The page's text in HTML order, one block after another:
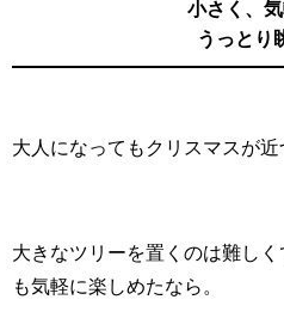
小さく、
うっとり
大人になってもクリスマスが
大きなツリーを置くのは難し
も気軽に楽しめたなら。